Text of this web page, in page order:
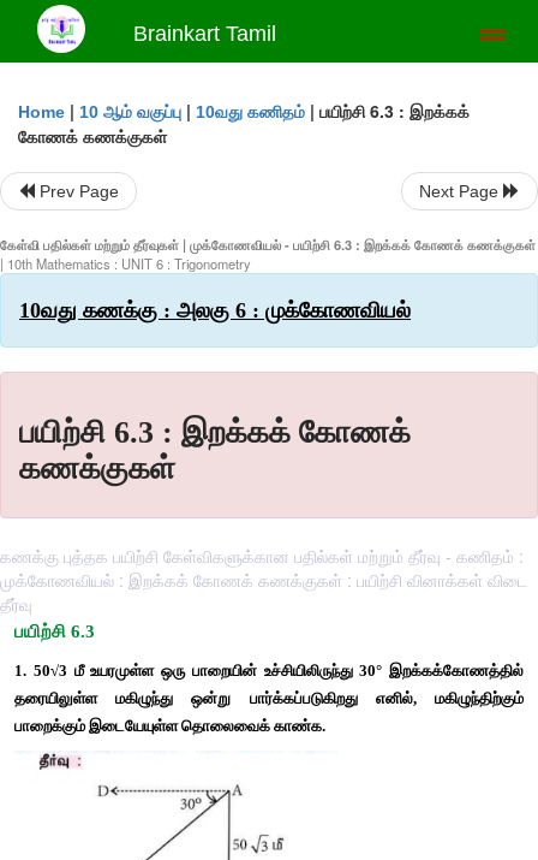
Brainkart Tamil
Home | 10 ஆம் வகுப்பு | 10வது கணிதம் | பயிற்சி 6.3 : இறக்கக்
கோணக் கணக்குகள்
Prev Page Next Page
கேள்வி பதில்கள் மற்றும் தீர்வுகள் | முக்கோணவியல் - பயிற்சி 6.3 : இறக்கக் கோணக் கணக்குகள்
| 10th Mathematics : UNIT 6 : Trigonometry
10வது கணக்கு : அலகு 6 : முக்கோணவியல்
பயிற்சி 6.3 : இறக்கக் கோணக்
கணக்குகள்
கணக்கு புத்தக பயிற்சி கேள்விகளுக்கான பதில்கள் மற்றும் தீர்வு - கணிதம் :
முக்கோணவியல் : இறக்கக் கோணக் கணக்குகள் : பயிற்சி வினாக்கள் விடை
தீர்வு
பயிற்சி 6.3
மீ உயரமுள்ள ஒரு பாறையின் உச்சியிலிருந்து 30°